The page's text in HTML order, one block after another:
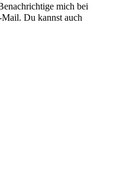
mich bei
Du kannst auch